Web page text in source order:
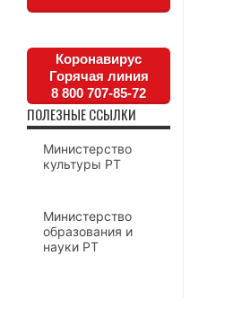
Коронавирус
Горячая линия
8 800 707-85-72
ПОЛЕЗНЫЕ ССЫЛКИ
Министерство
культуры РТ
Министерство
образования и
науки РТ